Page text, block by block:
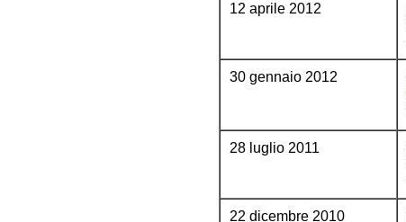
12 aprile 2012
30 gennaio 2012
28 luglio 2011
22 dicembre 2010